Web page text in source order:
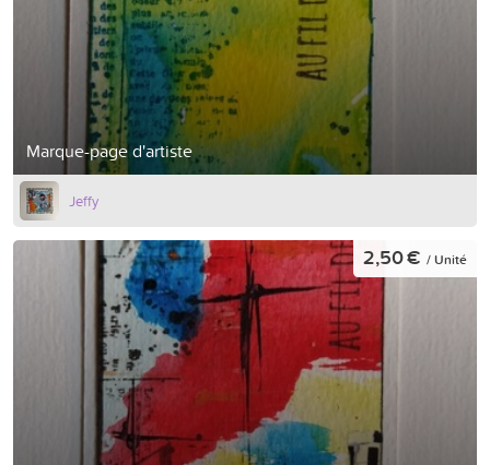
Marque-page d'artiste
Jeffy
2,50 € / Unité